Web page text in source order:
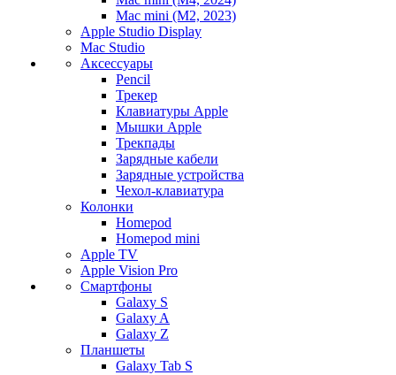
Mac mini (M2, 2023)
Apple Studio Display
Mac Studio
Аксессуары
Pencil
Трекер
Клавиатуры Apple
Мышки Apple
Трекпады
Зарядные кабели
Зарядные устройства
Чехол-клавиатура
Колонки
Homepod
Homepod mini
Apple TV
Apple Vision Pro
Смартфоны
Galaxy S
Galaxy A
Galaxy Z
Планшеты
Galaxy Tab S